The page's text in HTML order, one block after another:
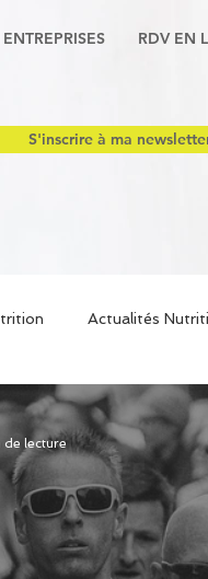
ENTREPRISES RDV EN
S'inscrire à ma
Actualités
de lecture